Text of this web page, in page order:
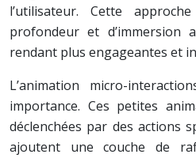
l’utilisateur. Cette
profondeur et d’immersion
rendant plus engageantes et
L’animation micro-
importance. Ces petites
déclenchées par des actions
ajoutent une couche de